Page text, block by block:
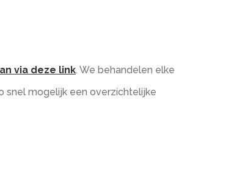
via deze link. We behandelen elke
snel mogelijk een overzichtelijke